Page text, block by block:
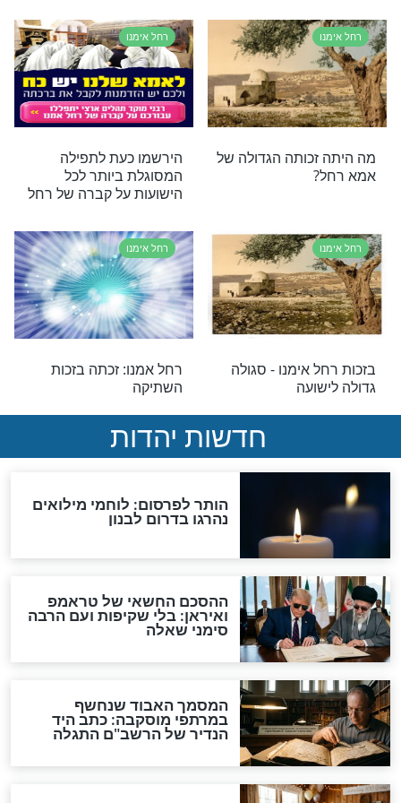
הסרטון המרגש הזה אתם
חייבים לראות
מדהימות על חייה
של רחל
רחל אימנו
סיפורי צדיקים עם הרב
הרצל חודר. והפעם: רחל
אמנו
איש חי לזכות
בזכות רחל
רחל אימנו
רחל אימנו